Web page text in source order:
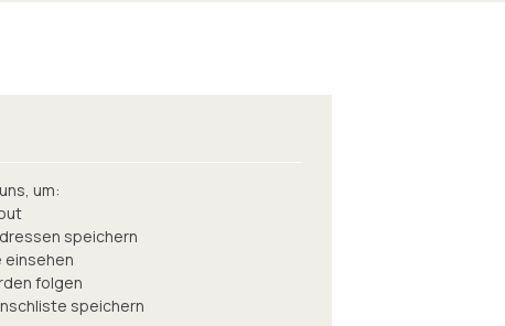
um:
speichern
einsehen
folgen
speichern